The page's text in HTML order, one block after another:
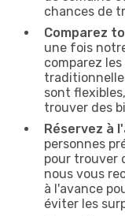
chances de
Comparez
une fois
comparez
sont
trouver des
Réservez à
personnes
pour trouver
nous vous
à l'avance
éviter les